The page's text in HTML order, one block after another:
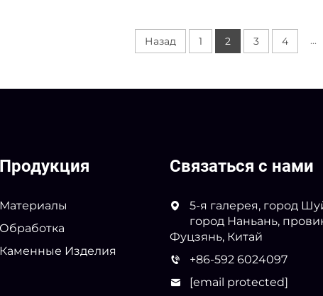
Назад 1 2 3 4 ...
Продукция
Материалы
Обработка
Каменные Изделия
Связаться с нами
5-я галерея, город
город Наньань,
Фуцзянь, Китай
+86-592 6024097
[email protected]